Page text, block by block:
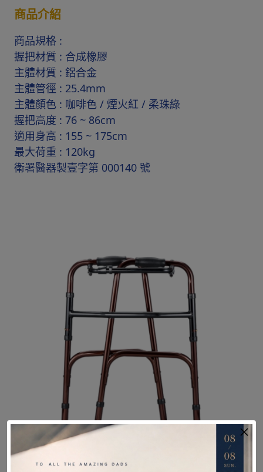
商品介紹
商品規格 :
握把材質 : 合成橡膠
主體材質 : 鋁合金
主體管徑 : 25.4mm
主體顏色 : 咖啡色 / 煙火紅 / 柔珠綠
握把高度 : 76 ~ 86cm
適用身高 : 155 ~ 175cm
最大荷重 : 120kg
衛署醫器製壹字第 000140 號